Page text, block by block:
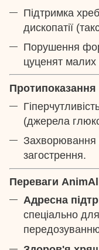
Підтримка
дископатії
Порушення
цуценят малих
Протипоказання
(джерела
Захворювання
загострення.
Переваги
Адресна
спеціально